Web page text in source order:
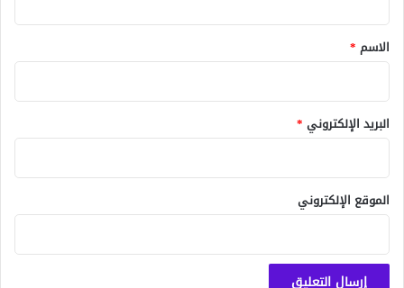
*
الاسم *
البريد الإلكتروني *
الموقع الإلكتروني